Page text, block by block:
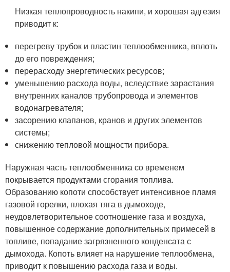
Низкая теплопроводность накипи, и хорошая адгезия
приводит к:
перегреву трубок и пластин теплообменника, вплоть
до его повреждения;
перерасходу энергетических ресурсов;
уменьшению расхода воды, вследствие зарастания
внутренних каналов трубопровода и элементов
водонагревателя;
засорению клапанов, кранов и других элементов
системы;
снижению тепловой мощности прибора.
Наружная часть теплообменника со временем
покрывается продуктами сгорания топлива.
Образованию копоти способствует интенсивное пламя
газовой горелки, плохая тяга в дымоходе,
неудовлетворительное соотношение газа и воздуха,
повышенное содержание дополнительных примесей в
топливе, попадание загрязненного конденсата с
дымохода. Копоть влияет на нарушение теплообмена,
приводит к повышению расхода газа и воды.